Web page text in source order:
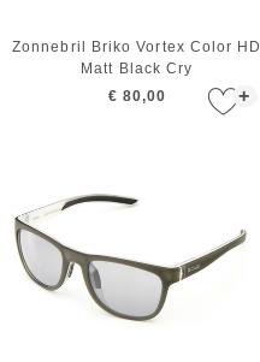
+
Zonnebril Briko Vortex Color HD
Matt Black Cry
€ 80,00